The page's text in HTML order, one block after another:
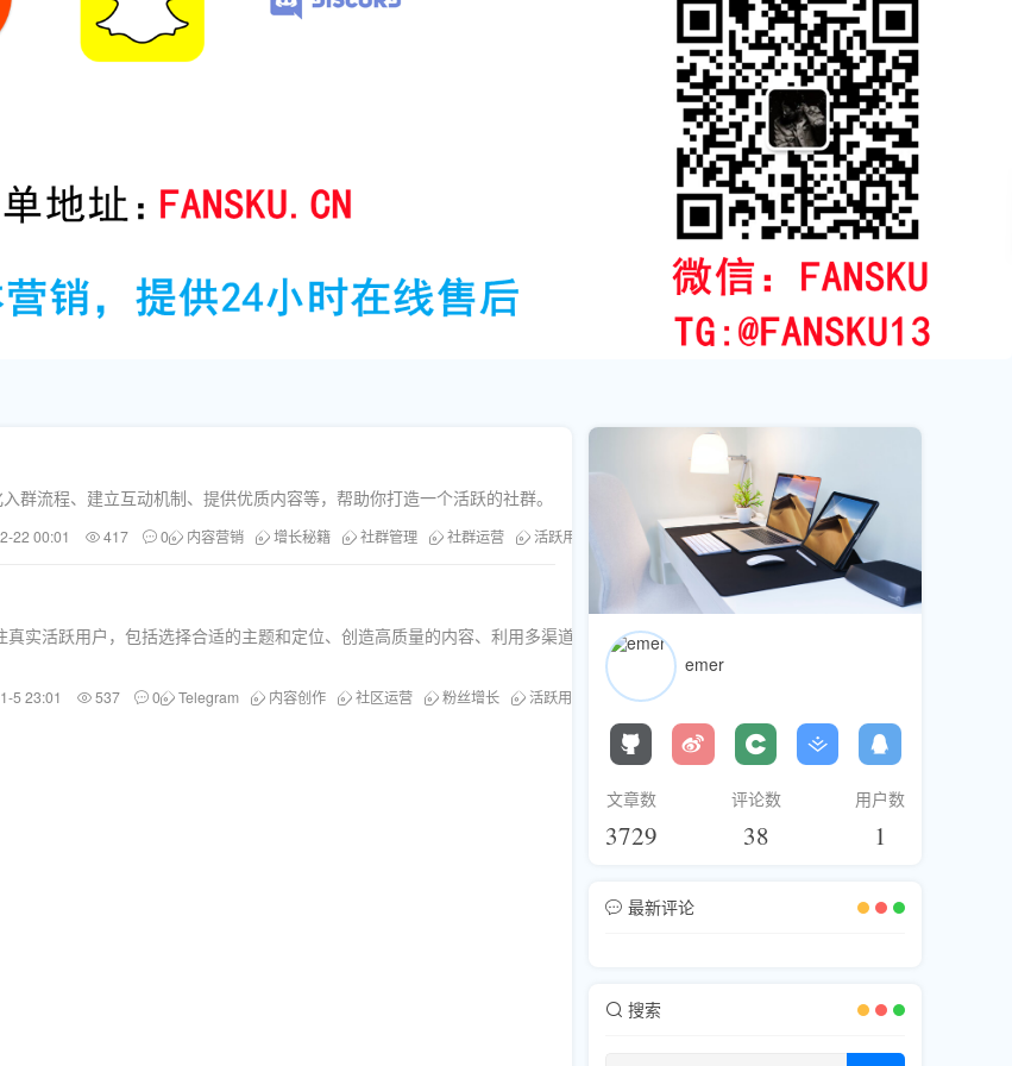
流程、建立互动机制、提供优质内容等，帮助你打造一个活跃的社群。
22 00:01 417 0 内容营销 增长秘籍 社群管理 社群运营 活跃用户 微信群组 互动机制 社群文化
实活跃用户，包括选择合适的主题和定位、创造高质量的内容、利用多渠道
5 23:01 537 0 Telegram 内容创作 社区运营 粉丝增长 活跃用户
emer
文章数
3729
评论数
38
用户数
1
最新评论
搜索